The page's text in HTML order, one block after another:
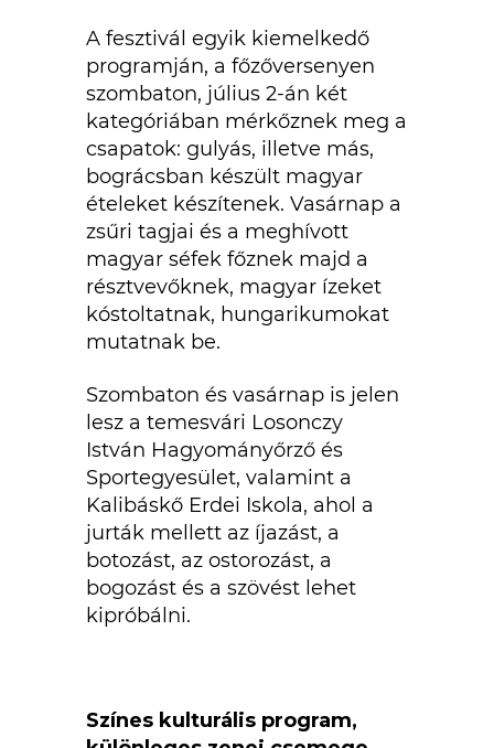
A fesztivál egyik kiemelkedő
programján, a főzőversenyen
szombaton, július 2-án két
kategóriában mérkőznek meg a
csapatok: gulyás, illetve más,
bográcsban készült magyar
ételeket készítenek. Vasárnap a
zsűri tagjai és a meghívott
magyar séfek főznek majd a
résztvevőknek, magyar ízeket
kóstoltatnak, hungarikumokat
mutatnak be.
Szombaton és vasárnap is jelen
lesz a temesvári Losonczy
István Hagyományőrző és
Sportegyesület, valamint a
Kalibáskő Erdei Iskola, ahol a
jurták mellett az íjazást, a
botozást, az ostorozást, a
bogozást és a szövést lehet
kipróbálni.
Színes kulturális program,